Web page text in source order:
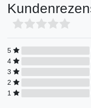
5
4
3
2
1